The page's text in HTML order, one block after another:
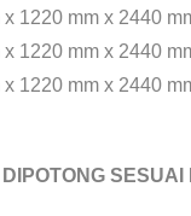
x 1220 mm x 2440
x 1220 mm x 2440
x 1220 mm x 2440
DIPOTONG